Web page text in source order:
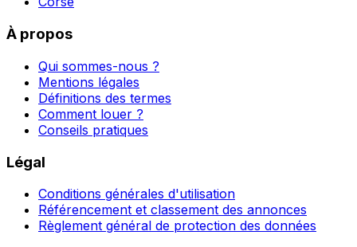
À propos
Qui sommes-nous ?
Mentions légales
Définitions des termes
Comment louer ?
Conseils pratiques
Légal
Conditions générales d'utilisation
Référencement et classement des annonces
Règlement général de protection des données